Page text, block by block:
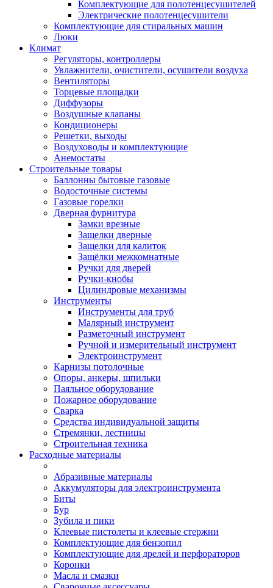
Комплектующие для полотенцесушителей
Электрические полотенцесушители
Комплектующие для стиральных машин
Люки
Климат
Регуляторы, контроллеры
Увлажнители, очистители, осушители воздуха
Вентиляторы
Торцевые площадки
Диффузоры
Воздушные клапаны
Кондиционеры
Решетки, выходы
Воздуховоды и комплектующие
Анемостаты
Строительные товары
Баллонны бытовые газовые
Водосточные системы
Газовые горелки
Дверная фурнитура
Замки врезные
Защелки дверные
Защелки для калиток
Защёлки межкомнатные
Ручки для дверей
Ручки-кнобы
Цилиндровые механизмы
Инструменты
Инструменты для труб
Малярный инструмент
Разметочный инструмент
Ручной и измерительный инструмент
Электроинструмент
Карнизы потолочные
Опоры, анкеры, шпильки
Паяльное оборудование
Пожарное оборудование
Сварка
Средства индивидуальной защиты
Стремянки, лестницы
Строительная техника
Расходные материалы
Абразивные материалы
Аккумуляторы для электроинструмента
Биты
Бур
Зубила и пики
Клеевые пистолеты и клеевые стержни
Комплектующие для бензопил
Комплектующие для дрелей и перфораторов
Коронки
Масла и смазки